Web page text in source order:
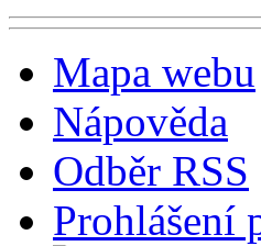
Mapa webu
Nápověda
Odběr RSS
Prohlášení